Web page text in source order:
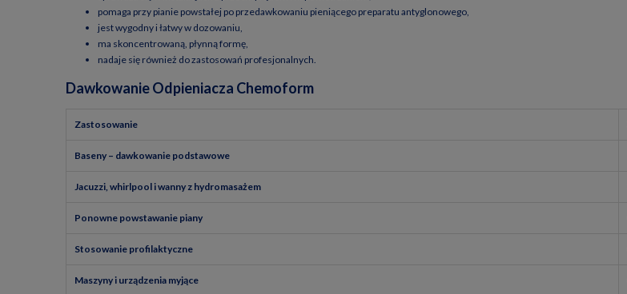
pomaga przy pianie powstałej po przedawkowaniu pieniącego preparatu antyglonowego,
jest wygodny i łatwy w dozowaniu,
ma skoncentrowaną, płynną formę,
nadaje się również do zastosowań profesjonalnych.
Dawkowanie Odpieniacza Chemoform
Zastosowanie
Baseny – dawkowanie podstawowe
Jacuzzi, whirlpool i wanny z hydromasażem
Ponowne powstawanie piany
Stosowanie profilaktyczne
Maszyny i urządzenia myjące